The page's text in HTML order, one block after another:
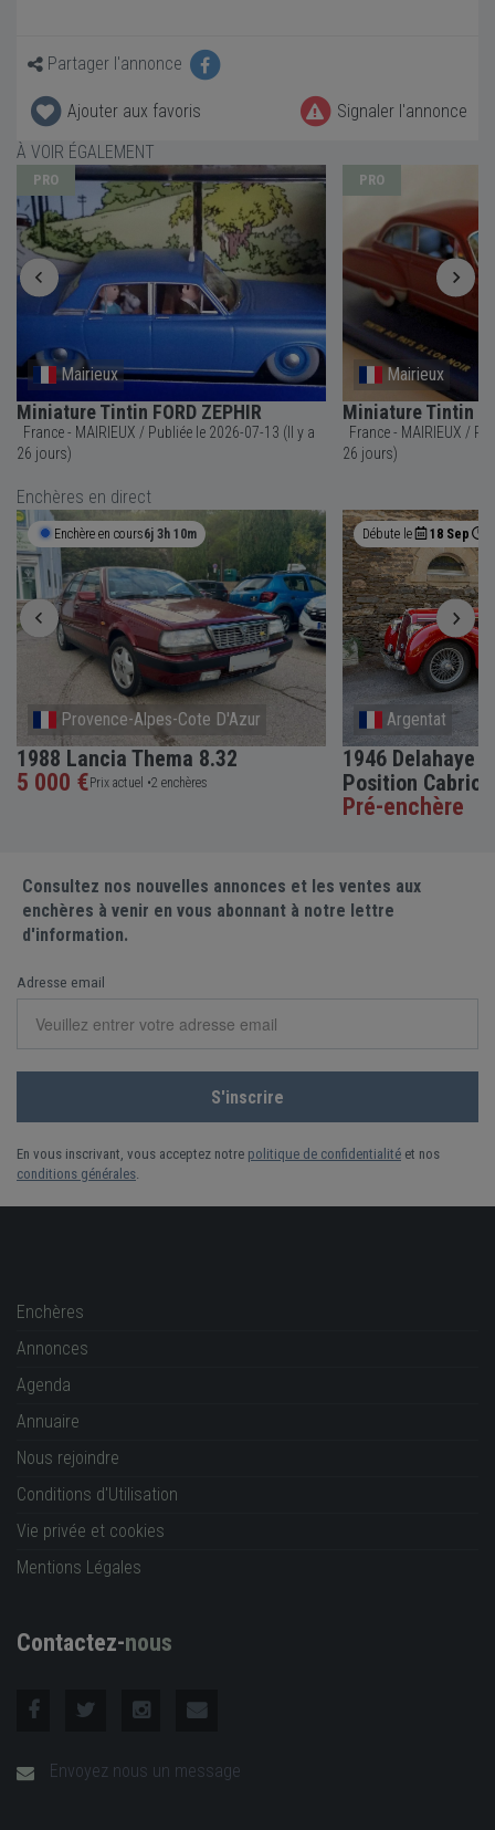
Partager l'annonce
Ajouter aux favoris
Signaler l'annonce
À VOIR ÉGALEMENT
PRO
Mairieux
Miniature Tintin FORD ZEPHIR
France - MAIRIEUX / Publiée le 2026-07-13 (Il y a
26 jours)
PRO
Mairieux
Miniature Tintin
France - MAIRIEUX / Publiée le 2026-07-13 (Il y a
26 jours)
Enchères en direct
Enchère en cours6j 3h 10m
Provence-Alpes-Cote D'Azur
1988 Lancia Thema 8.32
5 000 € Prix actuel •2 enchères
Débute le 18 Sep
Argentat
1946 Delahaye
Position
Pré-enchère
Consultez nos nouvelles annonces et les ventes aux
enchères à venir en vous abonnant à notre lettre
d'information.
Adresse email
En vous inscrivant, vous acceptez notre politique de confidentialité et nos
conditions générales.
Enchères
Annonces
Agenda
Annuaire
Nous rejoindre
Conditions d'Utilisation
Vie privée et cookies
Mentions Légales
Contactez-nous
Envoyez nous un message